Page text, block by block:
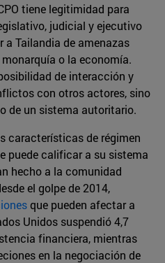
tiene legitimidad para
judicial y ejecutivo
a Tailandia de amenazas
o la economía.
de interacción y
con otros actores, sino
de un sistema autoritario.
características de régimen
puede calificar a su sistema
hecho a la comunidad
el golpe de 2014,
que pueden afectar a
Unidos suspendió 4,7
financiera, mientras
en la negociación de